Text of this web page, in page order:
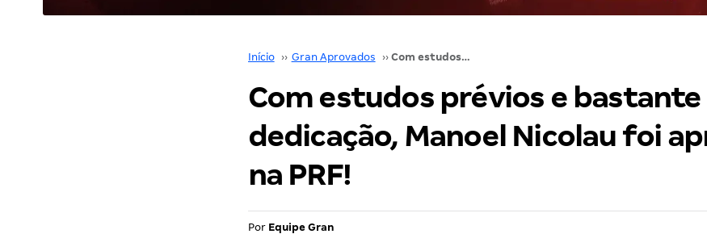
Início ›› Gran Aprovados ›› Com estudos prévios e bastante dedicação, Manoel Nicolau foi aprovado na PRF!
Com estudos prévios e bastante
dedicação, Manoel Nicolau foi
na PRF!
Por Equipe Gran